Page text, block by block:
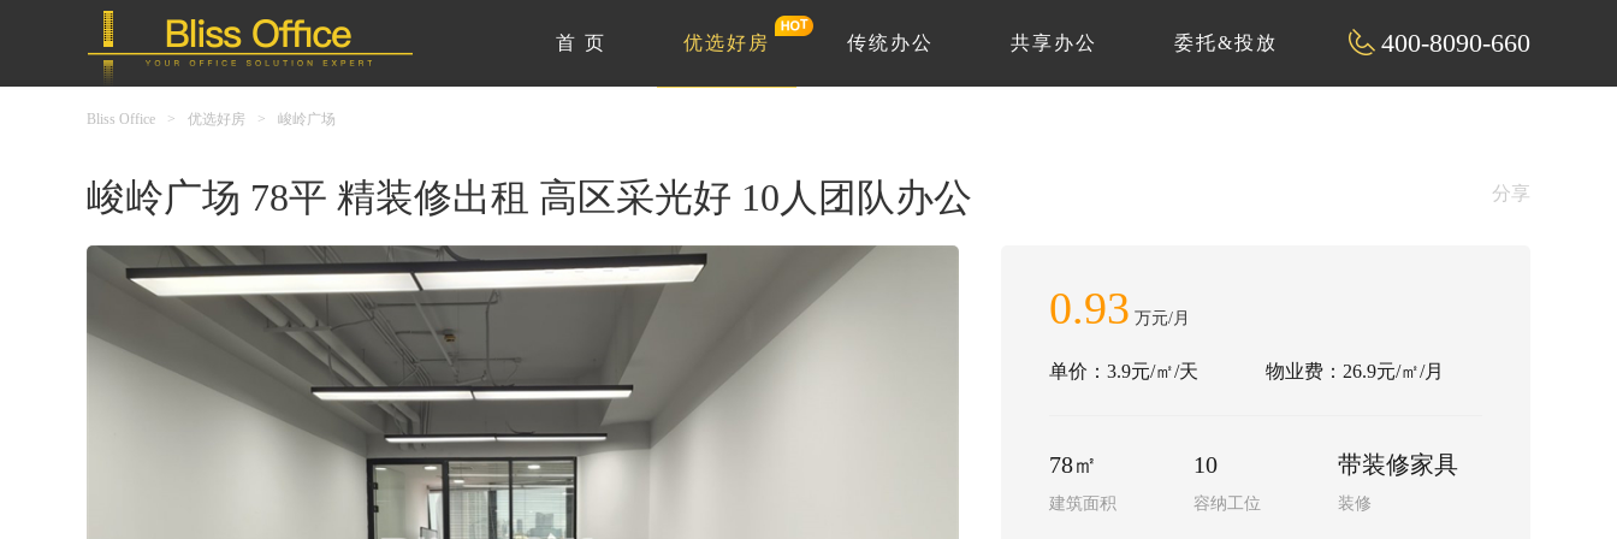
400-8090-660
首 页 优选好房 传统办公 共享办公 委托&投放
Bliss Office > 优选好房 > 峻岭广场
峻岭广场 78平 精装修出租 高区采光好 10人团队办公 分享
0.93 万元/月
单价：3.9元/㎡/天 物业费：26.9元/㎡/月
78㎡
建筑面积
10
容纳工位
带装修家具
装修